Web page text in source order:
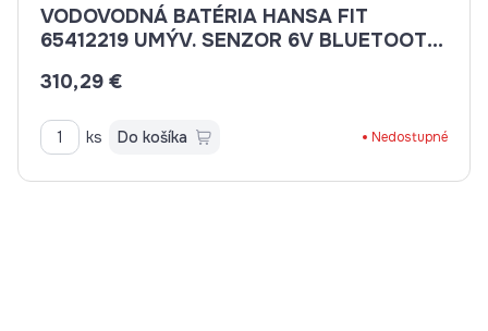
VODOVODNÁ BATÉRIA HANSA FIT
65412219 UMÝV. SENZOR 6V BLUETOOTH
310,29 €
ks Do košíka Nedostupné